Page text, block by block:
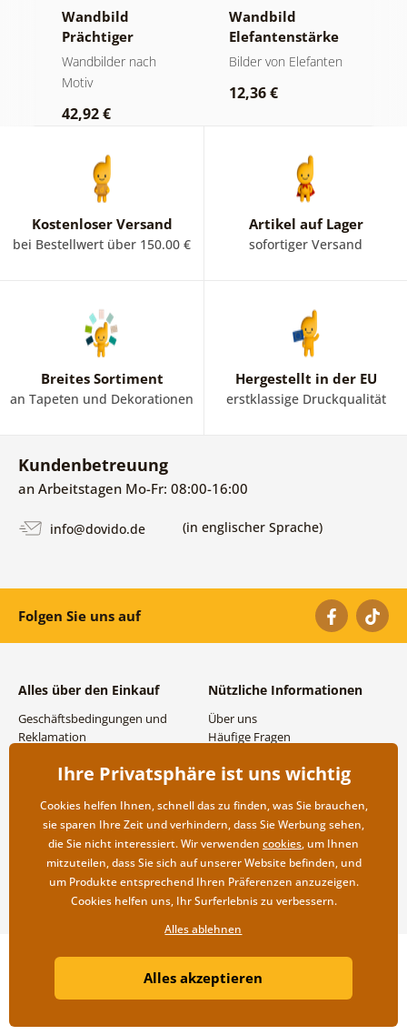
Wandbild
Prächtiger
Berggipfel in
Schwarz-Weiß
Wandbilder nach
Motiv
42,92 €
Wandbild
Elefantenstärke
und Ruhe
Bilder von Elefanten
12,36 €
Kostenloser Versand
bei Bestellwert über 150.00 €
Artikel auf Lager
sofortiger Versand
Breites Sortiment
an Tapeten und Dekorationen
Hergestellt in der EU
erstklassige Druckqualität
Kundenbetreuung
an Arbeitstagen Mo-Fr: 08:00-16:00
info@dovido.de (in englischer Sprache)
Folgen Sie uns auf
Alles über den Einkauf
Geschäftsbedingungen und
Reklamation
Versand- und
Rücksendung der Ware
Nützliche Informationen
Über uns
Häufige Fragen
Großhandel und
Copyright ©2019 © Dovido.at.
Litvanyi.sk| Online-Shop erstellt von
Ihre Privatsphäre ist uns wichtig
Cookies helfen Ihnen, schnell das zu finden, was Sie brauchen,
sie sparen Ihre Zeit und verhindern, dass Sie Werbung sehen,
die Sie nicht interessiert. Wir verwenden cookies, um Ihnen
mitzuteilen, dass Sie sich auf unserer Website befinden, und
um Produkte entsprechend Ihren Präferenzen anzuzeigen.
Cookies helfen uns, Ihr Surferlebnis zu verbessern.
Alles ablehnen
Alles akzeptieren